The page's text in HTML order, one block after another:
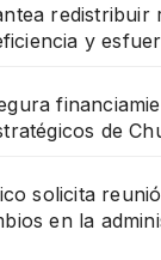
redistribuir
y
de
solicita
en la